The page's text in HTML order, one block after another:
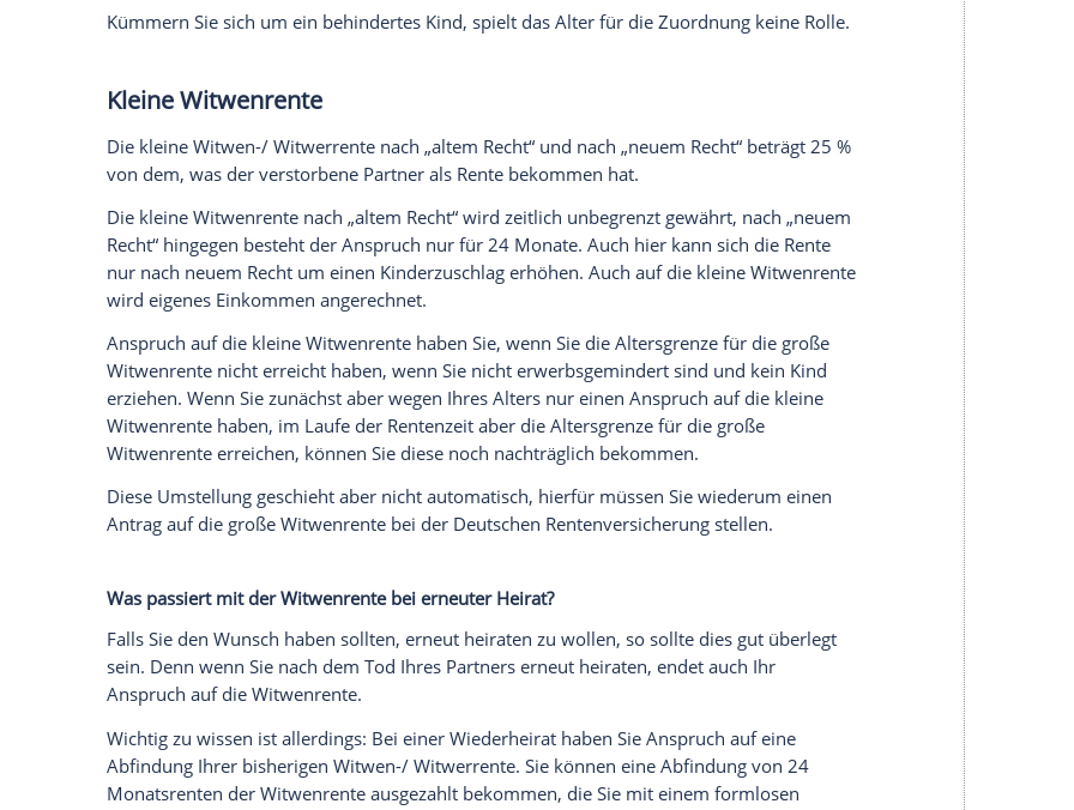
dann, wenn Sie vor 2002 geheiratet haben und zumindest einer der beiden Partner vor
Bei den „neuen Ehen“, also alle Eheschließungen ab 2002, gilt mithin das „neue Recht“.
Die große Witwenrente
Die große Witwen-/Witwerrente nach „altem Recht“ beträgt 60 % von dem, was der
verstorbene Partner alsRentebekommen hat. Für die große Witwenrente nach „neuem
Recht“ wird zwar nur ein Prozentsatz von 55 % zu Grunde gelegt, allerdings kann sich die
Rente nach neuem Recht um einenKinderzuschlagerhöhen.
Die große Witwenrente wird nach altem und neuem Recht zeitlich unbegrenzt gewährt.
Allerdings müssen Sie hinnehmen, dass eigene Renten und Einkommen auf die
Hinterbliebenenrente angerechnet werden.
Anspruch auf die große Witwenrente haben Sie, wenn Sie in dem Jahr, in welchem der
erreicht haben, also mindestens zwischen 45
und 47 Jahre alt sind (dieseAltersgrenzewird seit 2012 jährlich stufenweise auf 47 Jahre
mindestens 45 Jahre und 9 Monate als sein), oder wenn Sie erwerbsgemindert sind, oder
wenn Sie ein minderjähriges Kind erziehen.
Kümmern Sie sich um ein behindertes Kind, spielt das Alter für dieZuordnung keine Rolle.